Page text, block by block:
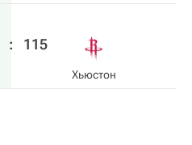
: 115
Хьюстон